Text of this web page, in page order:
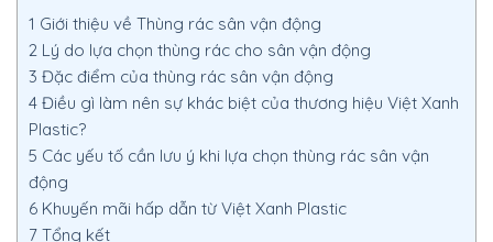
1 Giới thiệu về Thùng rác sân vận động
2 Lý do lựa chọn thùng rác cho sân vận động
3 Đặc điểm của thùng rác sân vận động
4 Điều gì làm nên sự khác biệt của thương hiệu Việt Xanh
Plastic?
5 Các yếu tố cần lưu ý khi lựa chọn thùng rác sân vận
động
6 Khuyến mãi hấp dẫn từ Việt Xanh Plastic
7 Tổng kết